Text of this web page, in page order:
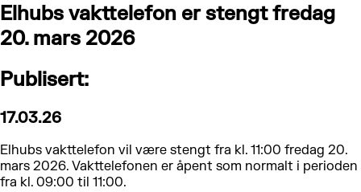
Elhubs vakttelefon er stengt fredag
20. mars 2026
Publisert:
17.03.26
Elhubs vakttelefon vil være stengt fra kl. 11:00 fredag 20.
mars 2026. Vakttelefonen er åpent som normalt i perioden
fra kl. 09:00 til 11:00.